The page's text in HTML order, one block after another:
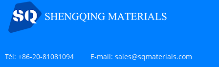
Tél: +86-20-81081094 E-mail: sales@sqmaterials.com